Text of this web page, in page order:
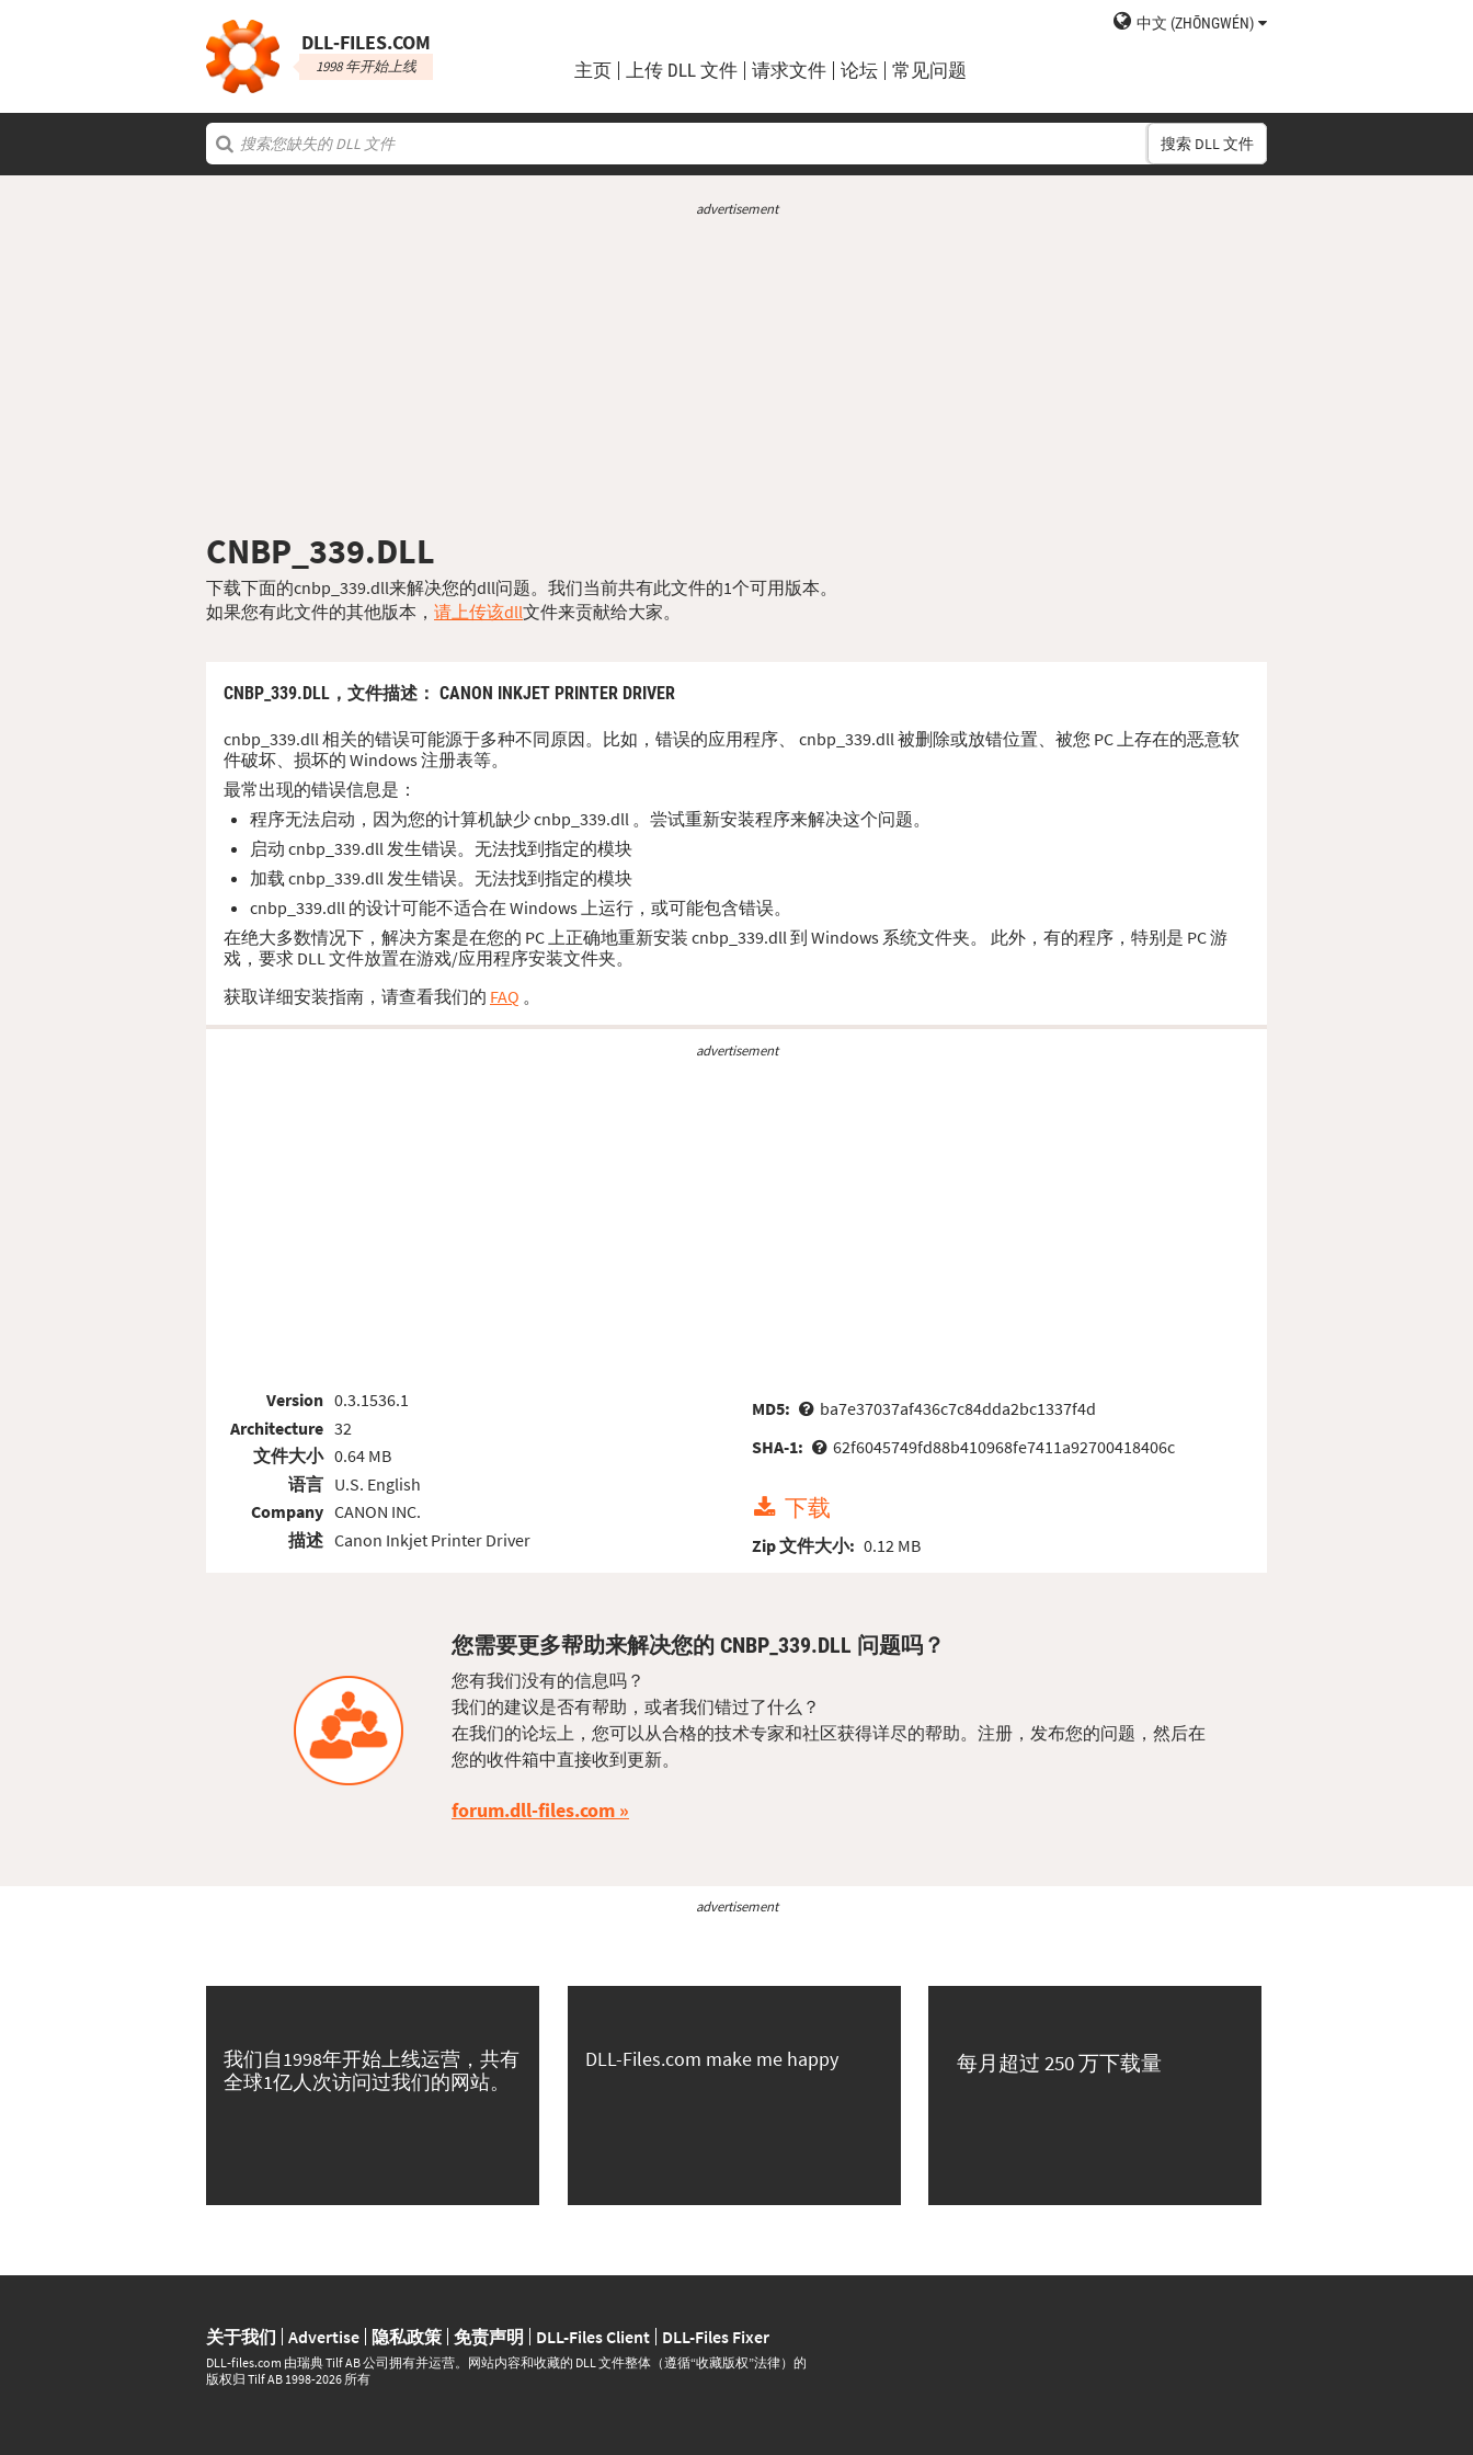
DLL‑FILES.COM
1998 年开始上线
中文 (ZHŌNGWÉN)
主页 上传 DLL 文件 请求文件 论坛 常见问题
搜索 DLL 文件
advertisement
CNBP_339.DLL
下载下面的cnbp_339.dll来解决您的dll问题。我们当前共有此文件的1个可用版本。
如果您有此文件的其他版本， 请上传该dll文件来贡献给大家。
CNBP_339.DLL， 文件描述 ： CANON INKJET PRINTER DRIVER
cnbp_339.dll 相关的错误可能源于多种不同原因。比如，错误的应用程序、 cnbp_339.dll 被删除或放错位置、被您 PC 上存在的恶意软
件破坏、损坏的 Windows 注册表等。
最常出现的错误信息是：
程序无法启动，因为您的计算机缺少 cnbp_339.dll 。尝试重新安装程序来解决这个问题。
启动 cnbp_339.dll 发生错误。无法找到指定的模块
加载 cnbp_339.dll 发生错误。无法找到指定的模块
cnbp_339.dll 的设计可能不适合在 Windows 上运行，或可能包含错误。
在绝大多数情况下，解决方案是在您的 PC 上正确地重新安装 cnbp_339.dll 到 Windows 系统文件夹。 此外，有的程序，特别是 PC 游
戏，要求 DLL 文件放置在游戏/应用程序安装文件夹。
获取详细安装指南，请查看我们的 FAQ 。
advertisement
Version
Architecture
文件大小
语言
Company
描述
0.3.1536.1
32
0.64 MB
U.S. English
CANON INC.
Canon Inkjet Printer Driver
MD5:
ba7e37037af436c7c84dda2bc1337f4d
SHA-1:
62f6045749fd88b410968fe7411a92700418406c
下载
Zip 文件大小: 0.12 MB
您需要更多帮助来解决您的 CNBP_339.DLL 问题吗？
您有我们没有的信息吗？
我们的建议是否有帮助，或者我们错过了什么？
在我们的论坛上，您可以从合格的技术专家和社区获得详尽的帮助。注册，发布您的问题，然后在
您的收件箱中直接收到更新。
forum.dll-files.com
advertisement
我们自1998年开始上线运营，共有
全球1亿人次访问过我们的网站。
DLL-Files.com make me happy 每月超过 250 万下载量
关于我们 Advertise 隐私政策 免责声明 DLL-Files Client DLL-Files Fixer
DLL‑files.com 由瑞典 Tilf AB 公司拥有并运营。网站内容和收藏的 DLL 文件整体（遵循“收藏版权”法律）的
版权归 Tilf AB 1998-2026 所有